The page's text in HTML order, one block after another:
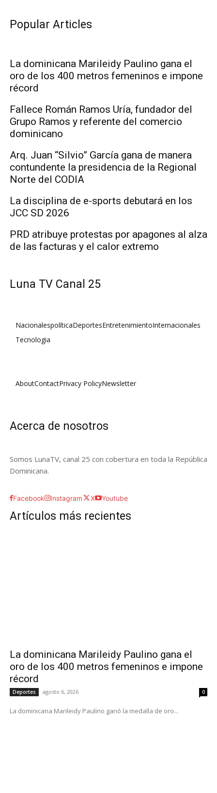
Popular Articles
La dominicana Marileidy Paulino gana el
oro de los 400 metros femeninos e impone
récord
Fallece Román Ramos Uría, fundador del
Grupo Ramos y referente del comercio
dominicano
Arq. Juan “Silvio” García gana de manera
contundente la presidencia de la Regional
Norte del CODIA
La disciplina de e-sports debutará en los
JCC SD 2026
PRD atribuye protestas por apagones al alza
de las facturas y el calor extremo
Luna TV Canal 25
NacionalespolíticaDeportesEntretenimientoInternacionales
Tecnologia
AboutContactPrivacy PolicyNewsletter
Acerca de nosotros
Somos LunaTV, canal 25 con cobertura en toda la República
Dominicana.
Facebook Instagram X Youtube
Artículos más recientes
La dominicana Marileidy Paulino gana el
oro de los 400 metros femeninos e impone
récord
Deportes agosto 6, 2026 0
La dominicana Marileidy Paulino ganó la medalla de oro...